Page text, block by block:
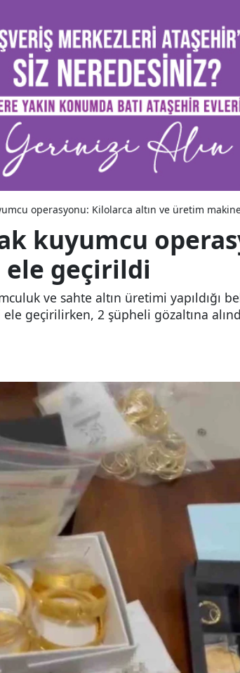
operasyonu: Kilolarca altın ve üretim
kuyumcu
geçirildi
ve sahte altın üretimi yapıldığı
geçirilirken, 2 şüpheli gözaltına